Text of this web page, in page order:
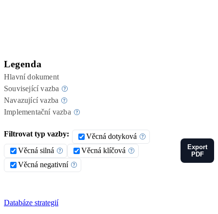
Legenda
Hlavní dokument
Související vazba
Navazující vazba
Implementační vazba
Filtrovat typ vazby:
Věcná dotyková
Věcná silná
Věcná klíčová
Věcná negativní
Export
PDF
Databáze strategií